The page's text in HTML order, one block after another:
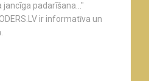
jancīga padarīšana..."
ir informatīva un